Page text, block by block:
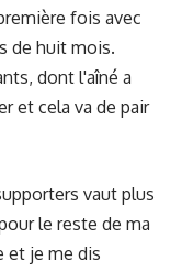
fois avec
de huit mois.
dont l'aîné a
et cela va de pair
vaut plus
le reste de ma
et je me dis